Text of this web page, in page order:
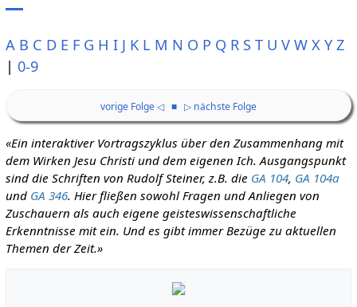
A B C D E F G H I J K L M N O P Q R S T U V W X Y Z
| 0-9
vorige Folge ◁ ■ ▷ nächste Folge
«Ein interaktiver Vortragszyklus über den Zusammenhang mit
dem Wirken Jesu Christi und dem eigenen Ich. Ausgangspunkt
sind die Schriften von Rudolf Steiner, z.B. die GA 104, GA 104a
und GA 346. Hier fließen sowohl Fragen und Anliegen von
Zuschauern als auch eigene geisteswissenschaftliche
Erkenntnisse mit ein. Und es gibt immer Bezüge zu aktuellen
Themen der Zeit.»